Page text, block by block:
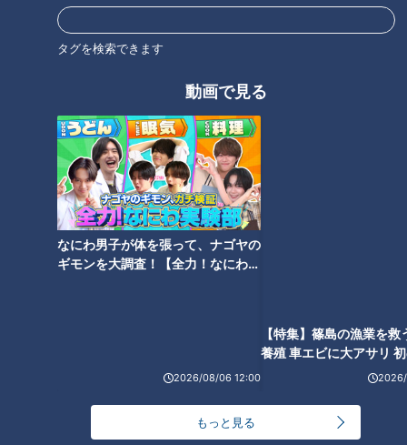
タグを検索できます
動画で見る
なにわ男子が体を張って、ナゴヤの
ギモンを大調査！【全力！なにわ実
2026/08/06 12:00
【特集】篠島の漁業を救
もっと見る
オススメ関連コンテンツ
なんとたった6分で氷が完成！5
分でドリンクが氷点下に！ 家電
マニア激推しの“最新ひえひえ家
電”使ってみると？
「蚊」に刺されないための対策
を体を張って実験 ポイントは
「足のにおい」？
石丸幹二「すごい痩せました
ね！」…世界一楽なスクワッ
専門医に学ぶ！夏の「胃腸バ
テ」対策